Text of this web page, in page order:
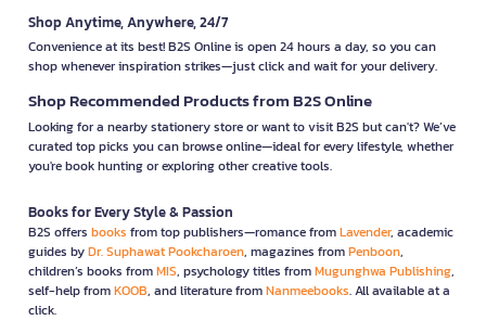
Shop Anytime, Anywhere, 24/7
Convenience at its best! B2S Online is open 24 hours a day, so you can
shop whenever inspiration strikes—just click and wait for your delivery.
Shop Recommended Products from B2S Online
Looking for a nearby stationery store or want to visit B2S but can't? We’ve
curated top picks you can browse online—ideal for every lifestyle, whether
you're book hunting or exploring other creative tools.
Books for Every Style & Passion
B2S offers books from top publishers—romance fromLavender, academic
guides byDr. Suphawat Pookcharoen, magazines fromPenboon,
children’s books fromMIS, psychology titles fromMugunghwa Publishing,
self-help fromKOOB, and literature fromNanmeebooks. All available at a
click.